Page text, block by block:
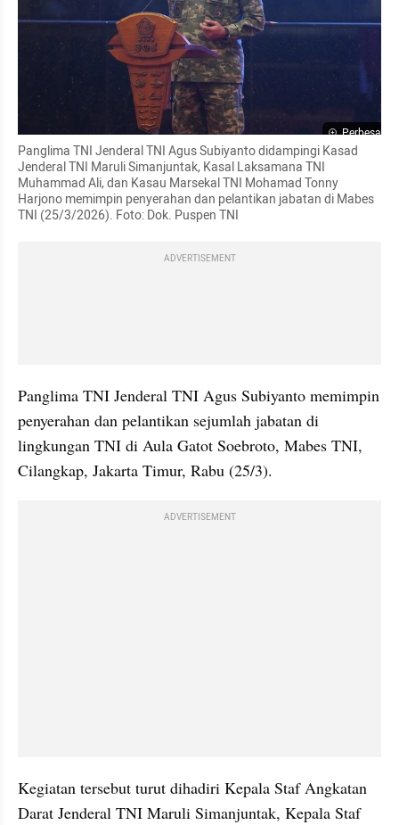
Perbesar
Panglima TNI Jenderal TNI Agus Subiyanto didampingi Kasad
Jenderal TNI Maruli Simanjuntak, Kasal Laksamana TNI
Muhammad Ali, dan Kasau Marsekal TNI Mohamad Tonny
Harjono memimpin penyerahan dan pelantikan jabatan di Mabes
TNI (25/3/2026). Foto: Dok. Puspen TNI
ADVERTISEMENT
Panglima TNI Jenderal TNI Agus Subiyanto memimpin
penyerahan dan pelantikan sejumlah jabatan di
lingkungan TNI di Aula Gatot Soebroto, Mabes TNI,
Cilangkap, Jakarta Timur, Rabu (25/3).
ADVERTISEMENT
Kegiatan tersebut turut dihadiri Kepala Staf Angkatan
Darat Jenderal TNI Maruli Simanjuntak, Kepala Staf